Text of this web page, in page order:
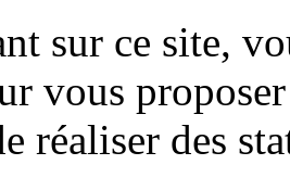
sur ce site,
vous
réaliser des